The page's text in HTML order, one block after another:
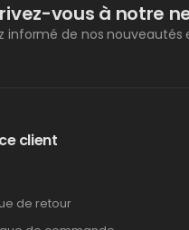
vous à notre
informé de nos nouveautés
client
de retour